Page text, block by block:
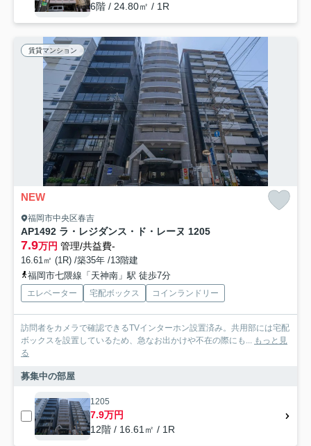
6階 / 24.80㎡ / 1R
賃貸マンション
NEW
福岡市中央区春吉
AP1492 ラ・レジダンス・ド・レーヌ 1205
7.9万円 管理/共益費-
16.61㎡ (1R) /築35年 /13階建
福岡市七隈線「天神南」駅 徒歩7分
エレベーター 宅配ボックス コインランドリー
訪問者をカメラで確認できるTVインターホン設置済み。共用部には宅配
ボックスを設置しているため、急なお出かけや不在の際にも... もっと見
る
募集中の部屋
1205
7.9万円
12階 / 16.61㎡ / 1R